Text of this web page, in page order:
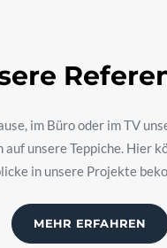
im Büro oder im TV
auf unsere Teppiche. Hier
in unsere Projekte
MEHR ERFAHREN